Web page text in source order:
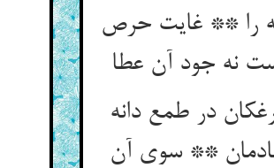
را ** غایت حرص
نه جود آن عطا
در طمع دانه
** سوی آن